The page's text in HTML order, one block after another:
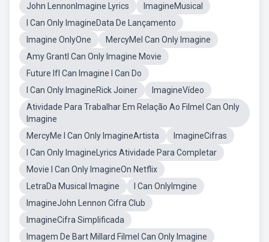
John LennonImagine Lyrics
ImagineMusical
I Can Only ImagineData De Lançamento
Imagine OnlyOne
MercyMeI Can Only Imagine
Amy GrantI Can Only Imagine Movie
Future IfI Can Imagine I Can Do
I Can Only ImagineRick Joiner
ImagineVídeo
Atividade Para Trabalhar Em Relação Ao FilmeI Can Only
Imagine
MercyMe I Can Only ImagineArtista
ImagineCifras
I Can Only ImagineLyrics Atividade Para Completar
Movie I Can Only ImagineOn Netflix
LetraDa Musical Imagine
I Can OnlyImgine
ImagineJohn Lennon Cifra Club
ImagineCifra Simplificada
Imagem De Bart Millard FilmeI Can Only Imagine